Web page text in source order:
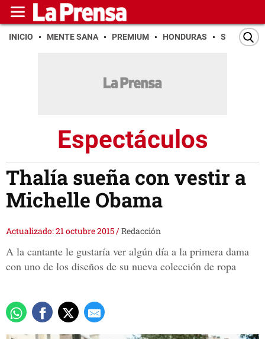
INICIO MENTE SANA PREMIUM HONDURAS SAN PEDRO
Espectáculos
Thalía sueña con vestir a
Michelle Obama
Actualizado: 21 octubre 2015/Redacción
A la cantante le gustaría ver algún día a la primera dama
con uno de los diseños de su nueva colección de ropa